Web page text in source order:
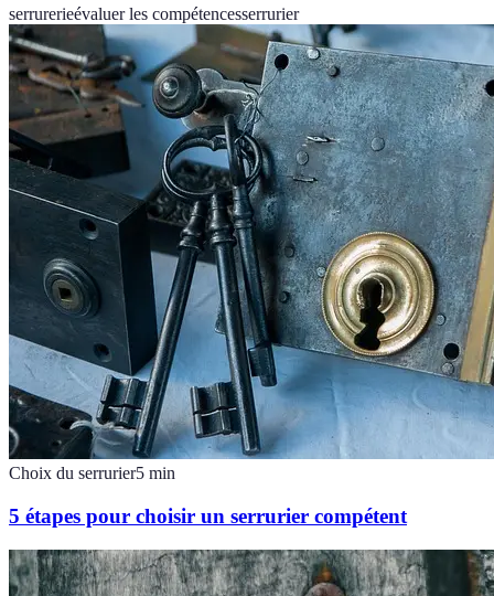
serrurerieévaluer les compétencesserrurier
Choix du serrurier5 min
5 étapes pour choisir un serrurier compétent